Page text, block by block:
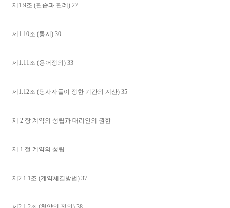
제1.9조 (관습과 관례) 27
제1.10조 (통지) 30
제1.11조 (용어정의) 33
제1.12조 (당사자들이 정한 기간의 계산) 35
제 2 장 계약의 성립과 대리인의 권한
제 1 절 계약의 성립
제2.1.1조 (계약체결방법) 37